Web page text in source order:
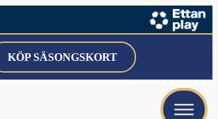
KÖP SÄSONGSKORT